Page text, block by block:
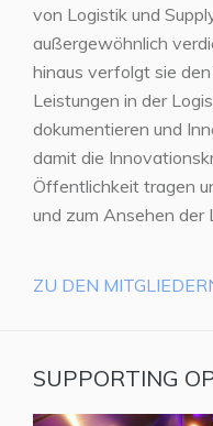
von Logistik und
außergewöhnlich
hinaus verfolgt sie
Leistungen in der
dokumentieren und
damit die
Öffentlichkeit tragen
und zum Ansehen der
ZU DEN
SUPPORTING